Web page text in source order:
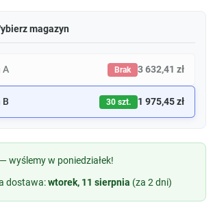
magazyn
A Brak 3 632,41 zł
B 30 szt. 1 975,45 zł
wyślemy w poniedziałek!
dostawa:wtorek, 11 sierpnia (za 2 dni)